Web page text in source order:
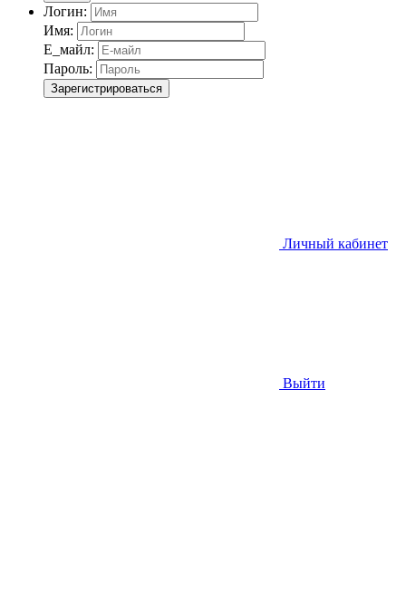
Логин:
Имя:
Е_майл:
Пароль:
Зарегистрироваться
Личный кабинет
Выйти